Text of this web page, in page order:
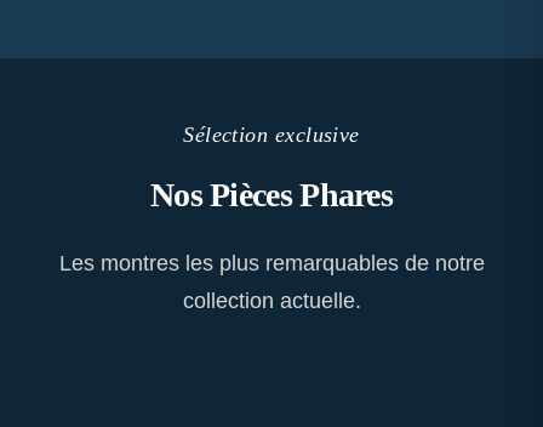
Sélection exclusive
Nos Pièces Phares
Les montres les plus remarquables de notre
collection actuelle.